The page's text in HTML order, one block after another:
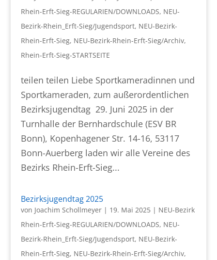
Rhein-Erft-Sieg-REGULARIEN/DOWNLOADS, NEU-
Bezirk-Rhein_Erft-Sieg/Jugendsport, NEU-Bezirk-
Rhein-Erft-Sieg, NEU-Bezirk-Rhein-Erft-Sieg/Archiv,
Rhein-Erft-Sieg-STARTSEITE
teilen teilen Liebe Sportkameradinnen und
Sportkameraden, zum außerordentlichen
Bezirksjugendtag 29. Juni 2025 in der
Turnhalle der Bernhardschule (ESV BR
Bonn), Kopenhagener Str. 14-16, 53117
Bonn-Auerberg laden wir alle Vereine des
Bezirks Rhein-Erft-Sieg...
Bezirksjugendtag 2025
von Joachim Schollmeyer| 19. Mai 2025| NEU-Bezirk
Rhein-Erft-Sieg-REGULARIEN/DOWNLOADS, NEU-
Bezirk-Rhein_Erft-Sieg/Jugendsport, NEU-Bezirk-
Rhein-Erft-Sieg, NEU-Bezirk-Rhein-Erft-Sieg/Archiv,